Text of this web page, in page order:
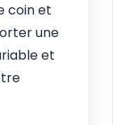
coin et
une
et